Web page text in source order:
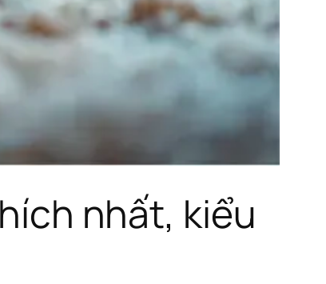
nhất, kiểu